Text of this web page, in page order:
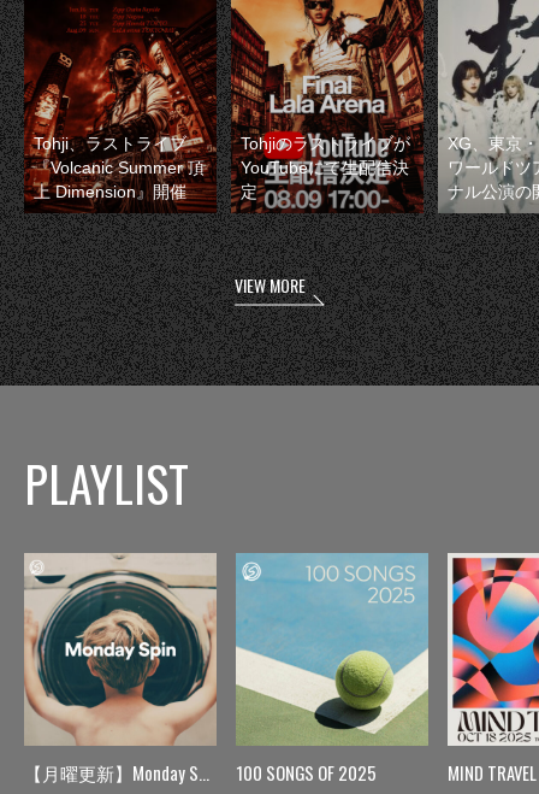
Tohji、ラストライブ
『Volcanic Summer 頂
上 Dimension』開催
Tohjiのラストライブが
YouTubeにて生配信決
定
XG、東京
ワールドツ
ナル公演の
VIEW MORE
PLAYLIST
【月曜更新】Monday Spin 100 SONGS OF 2025 MIND TRAVEL